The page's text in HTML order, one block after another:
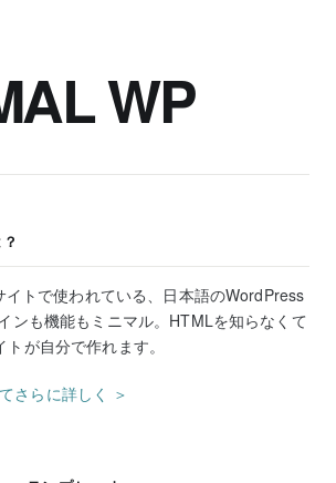
WP
トで使われている、日本語のWordPress
ンも機能もミニマル。HTMLを知らなくて
が自分で作れます。
さらに詳しく ＞